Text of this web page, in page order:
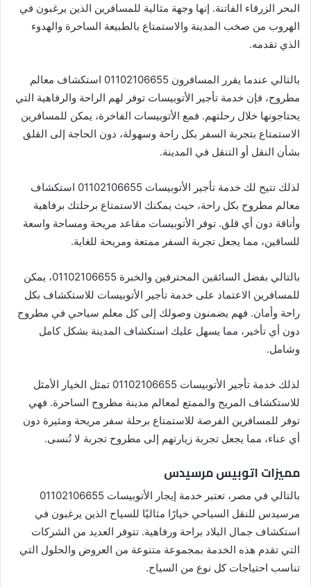
البحر الزرقاء الفاتنة. إنها وجهة مثالية للمسافرين الذين يرغبون في
الهروب من صخب المدينة والاستمتاع بالطبيعة الساحرة والهدوء
الذي تقدمه.
بالتالي عندما يقرر المسافرون 01102106655 استكشاف معالم
مطروح، فإن خدمة تأجير الأتوبيسات توفر لهم الراحة والرفاهية التي
يحتاجونها خلال رحلتهم. فمع الأتوبيسات الفاخرة، يمكن للمسافرين
الاستمتاع بتجربة السفر بكل راحة وسهولة، دون الحاجة إلى القلق
بشأن النقل أو التنقل في المدينة.
لذلك تتيح لك خدمة تأجير الأتوبيسات 01102106655 استكشاف
معالم مطروح بكل راحة، حيث يمكنك الاستمتاع برحلتك برفاهية
وأناقة دون أي قلق. توفر الأتوبيسات مقاعد مريحة ومساحة واسعة
للساقين، مما يجعل تجربة السفر ممتعة ومريحة للغاية.
بالتالي بفضل السائقين المحترفين والخبرة 01102106655، يمكن
للمسافرين الاعتماد على خدمة تأجير الأتوبيسات للاستكشاف بكل
راحة وأمان. فهم يضمنون وصولك إلى كل معلم سياحي في مطروح
دون أي تأخير، مما يسهل عليك استكشاف المدينة بشكل كامل
وشامل.
لذلك خدمة تأجير الأتوبيسات 01102106655 تمثل الخيار الأمثل
للاستكشاف المريح والممتع لمعالم مدينة مطروح الساحرة. فهي
توفر للمسافرين الفرصة للاستمتاع برحلة سفر مريحة ومثيرة دون
أي عناء، مما يجعل تجربة زيارتهم إلى مطروح تجربة لا تُنسى.
مميزات اتوبيس مرسيدس
بالتالي في مصر، تعتبر خدمة إيجار الأتوبيسات 01102106655
مرسيدس للنقل السياحي خيارًا مثاليًا للسياح الذين يرغبون في
استكشاف جمال البلاد براحة ورفاهية. تتوفر العديد من الشركات
التي تقدم هذه الخدمة بمجموعة متنوعة من العروض والحلول التي
تناسب احتياجات كل نوع من السياح.